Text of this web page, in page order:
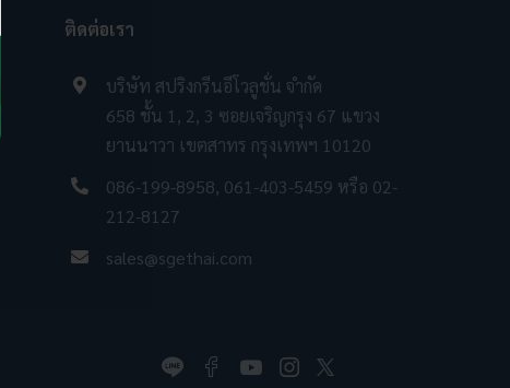
ติดต่อเรา
บริษัท สปริงกรีนอีโวลูชั่น จำกัด
658 ชั้น 1, 2, 3 ซอยเจริญกรุง 67 แขวง
ยานนาวา เขตสาทร กรุงเทพฯ 10120
086-199-8958, 061-403-5459 หรือ 02-
212-8127
sales@sgethai.com